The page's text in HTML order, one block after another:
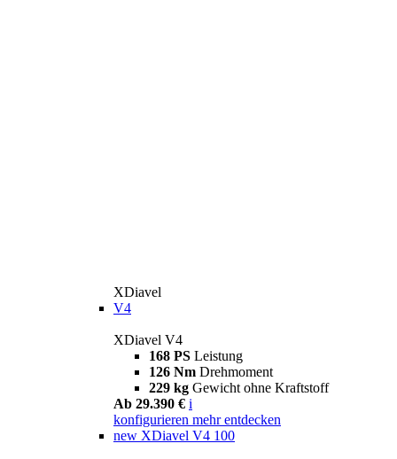
XDiavel
V4
XDiavel V4
168 PS Leistung
126 Nm Drehmoment
229 kg Gewicht ohne Kraftstoff
Ab 29.390 € i
konfigurieren mehr entdecken
new XDiavel V4 100